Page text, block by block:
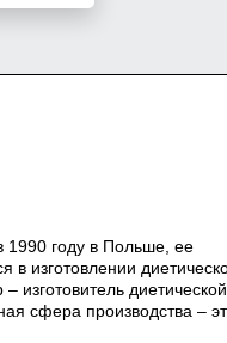
1990 году в Польше, ее
в изготовлении
изготовитель диетической
сфера производства –